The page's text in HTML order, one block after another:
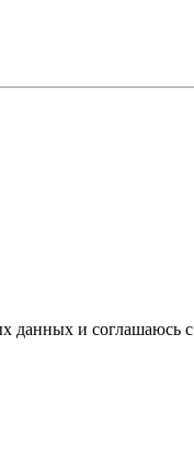
данных и соглашаюсь с